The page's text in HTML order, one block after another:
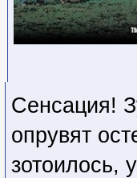
Сенсация!
опрувят
зотоилось,